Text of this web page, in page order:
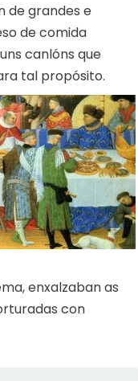
de grandes e
de comida
canlóns que
tal propósito.
enxalzaban as
con